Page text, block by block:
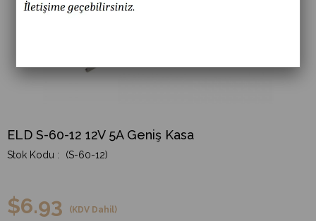
ELD S-60-12 12V 5A Geniş Kasa
(S-60-12)
$6.93 (KDV Dahil)